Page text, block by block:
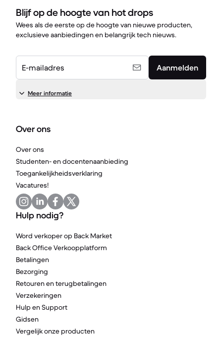
Blijf op de hoogte van hot drops
Wees als de eerste op de hoogte van nieuwe producten,
exclusieve aanbiedingen en belangrijk tech nieuws.
E-mailadres Aanmelden
Meer informatie
Over ons
Over ons
Studenten- en docentenaanbieding
Toegankelijkheidsverklaring
Vacatures!
Hulp nodig?
Word verkoper op Back Market
Back Office Verkoopplatform
Betalingen
Bezorging
Retouren en terugbetalingen
Verzekeringen
Hulp en Support
Gidsen
Vergelijk onze producten